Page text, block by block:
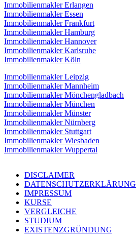
Immobilienmakler Erlangen
Immobilienmakler Essen
Immobilienmakler Frankfurt
Immobilienmakler Hamburg
Immobilienmakler Hannover
Immobilienmakler Karlsruhe
Immobilienmakler Köln
Immobilienmakler Leipzig
Immobilienmakler Mannheim
Immobilienmakler Mönchengladbach
Immobilienmakler München
Immobilienmakler Münster
Immobilienmakler Nürnberg
Immobilienmakler Stuttgart
Immobilienmakler Wiesbaden
Immobilienmakler Wuppertal
DISCLAIMER
DATENSCHUTZERKLÄRUNG
IMPRESSUM
KURSE
VERGLEICHE
STUDIUM
EXISTENZGRÜNDUNG